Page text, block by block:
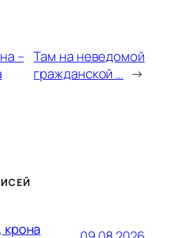
– Там на неведомой
гражданской … →
крона